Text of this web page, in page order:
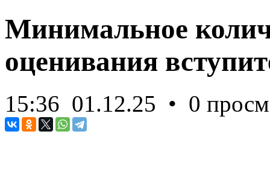
Минимальное
оценивания
15:36 01.12.25 • 0